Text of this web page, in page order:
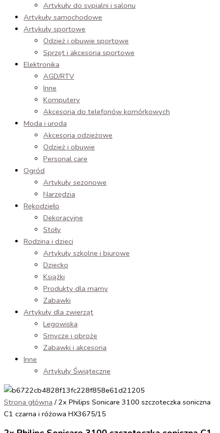
Artykuły do sypialni i salonu
Artykuły samochodowe
Artykuły sportowe
Odzież i obuwie sportowe
Sprzęt i akcesoria sportowe
Elektronika
AGD/RTV
Inne
Komputery
Akcesoria do telefonów komórkowych
Moda i uroda
Akcesoria odzieżowe
Odzież i obuwie
Personal care
Ogród
Artykuły sezonowe
Narzędzia
Rękodzieło
Dekoracyjne
Stoły
Rodzina i dzieci
Artykuły szkolne i biurowe
Dziecko
Książki
Produkty dla mamy
Zabawki
Artykuły dla zwierząt
Legowiska
Smycze i obroże
Zabawki i akcesoria
Inne
Artykuły Świąteczne
Strona główna / 2x Philips Sonicare 3100 szczoteczka soniczna
C1 czarna i różowa HX3675/15